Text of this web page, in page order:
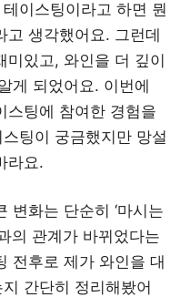
이스팅이라고 하면 뭔
고 생각했어요. 그런데
미있고, 와인을 더 깊이
게 되었어요. 이번에
스팅에 참여한 경험을
팅이 궁금했지만 망설
라요.
변화는 단순히 ‘마시는
의 관계가 바뀌었다는
전후로 제가 와인을 대
간단히 정리해봤어